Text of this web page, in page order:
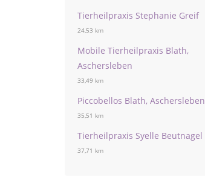
Tierheilpraxis Stephanie Greif
24,53 km
Mobile Tierheilpraxis Blath,
Aschersleben
33,49 km
Piccobellos Blath, Aschersleben
35,51 km
Tierheilpraxis Syelle Beutnagel
37,71 km